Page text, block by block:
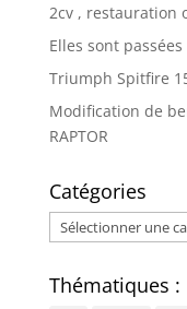
2cv , restauration
Elles sont
Triumph Spitfire
Modification de
RAPTOR
Catégories
Catégories
Thématiques :